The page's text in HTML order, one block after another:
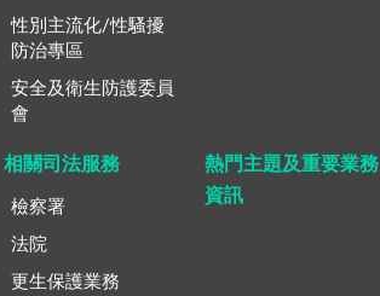
性別主流化/性騷擾
防治專區
安全及衛生防護委員
會
相關司法服務
檢察署
法院
更生保護業務
熱門主題及重要業務
資訊